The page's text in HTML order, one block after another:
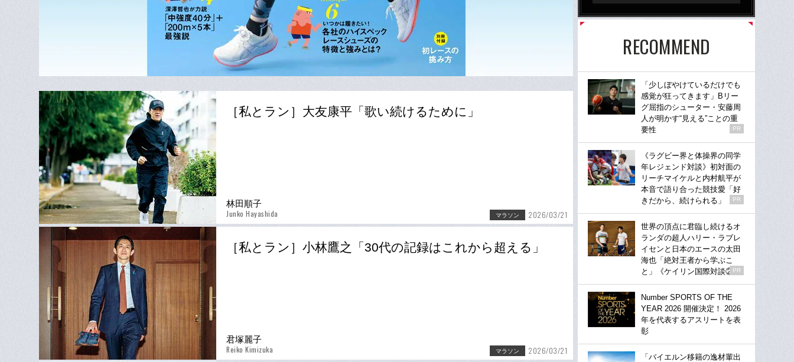
［私とラン］大友康平「歌い続けるために」
林田順子
Junko Hayashida マラソン 2026/03/21
［私とラン］小林鷹之「30代の記録はこれから超える」
君塚麗子
Reiko Kimizuka マラソン 2026/03/21
RECOMMEND
「少しぼやけているだけでも
感覚が狂ってきます」Bリー
グ屈指のシューター・安藤周
人が明かす“見える”ことの重
要性
PR
《ラグビー界と体操界の同学
年レジェンド対談》初対面の
リーチマイケルと内村航平が
本音で語り合った競技愛「好
きだから、続けられる」
PR
世界の頂点に君臨し続けるオ
ランダの超人ハリー・ラブレ
イセンと日本のエースの太田
海也「絶対王者から学ぶこ
と」《ケイリン国際対談②》
PR
Number SPORTS OF THE
YEAR 2026 開催決定！ 2026
年を代表するアスリートを表
彰
「バイエルン移籍の逸材輩出